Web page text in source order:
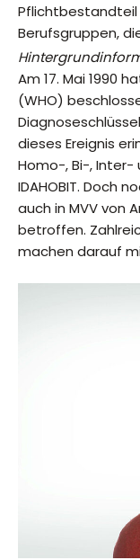
Pflichtbestandteil
Berufsgruppen,
Am 17. Mai 1990
(WHO)
dieses Ereignis
Homo-, Bi-, Inter-
IDAHOBIT. Doch
auch in MVV von
betroffen.
machen darauf